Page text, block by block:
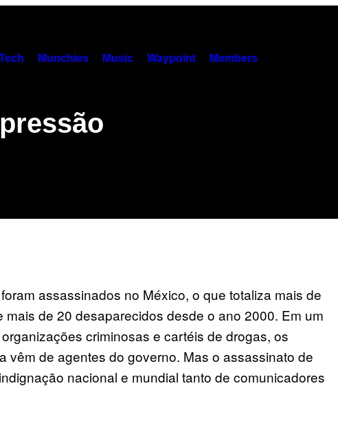
Munchies Music Waypoint Members
assassinados no México, o que totaliza mais de
de 20 desaparecidos desde o ano 2000. Em um
criminosas e cartéis de drogas, os
vêm de agentes do governo. Mas o assassinato de
nacional e mundial tanto de comunicadores